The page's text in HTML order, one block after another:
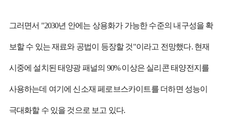
그러면서 "2030년 안에는 상용화가 가능한 수준의 내구성을 확
보할 수 있는 재료와 공법이 등장할 것"이라고 전망했다. 현재
시중에 설치된 태양광 패널의 90% 이상은 실리콘 태양전지를
사용하는데 여기에 신소재 페로브스카이트를 더하면 성능이
극대화할 수 있을 것으로 보고 있다.